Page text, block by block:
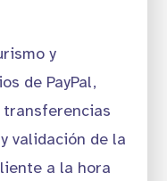
y
de PayPal,
transferencias
validación de la
a la hora